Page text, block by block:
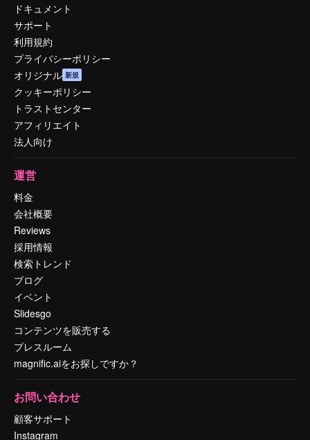
ドキュメント
サポート
利用規約
プライバシーポリシー
オリジナル 新規
クッキーポリシー
トラストセンター
アフィリエイト
法人向け
運営
料金
会社概要
Reviews
採用情報
検索トレンド
ブログ
イベント
Slidesgo
コンテンツを販売する
プレスルーム
magnific.aiをお探しですか？
お問い合わせ
顧客サポート
Instagram